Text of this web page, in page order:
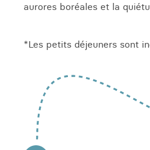
aurores boréales et la
*Les petits déjeuners sont